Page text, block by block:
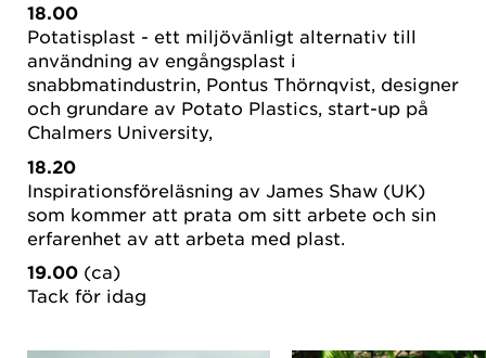
18.00
Potatisplast - ett miljövänligt alternativ till
användning av engångsplast i
snabbmatindustrin, Pontus Thörnqvist, designer
och grundare av Potato Plastics, start-up på
Chalmers University,
18.20
Inspirationsföreläsning av James Shaw (UK)
som kommer att prata om sitt arbete och sin
erfarenhet av att arbeta med plast.
19.00 (ca)
Tack för idag